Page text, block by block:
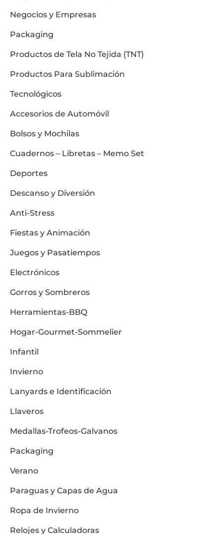
Negocios y Empresas
Packaging
Productos de Tela No Tejida (TNT)
Productos Para Sublimación
Tecnológicos
Accesorios de Automóvil
Bolsos y Mochilas
Cuadernos – Libretas – Memo Set
Deportes
Descanso y Diversión
Anti-Stress
Fiestas y Animación
Juegos y Pasatiempos
Electrónicos
Gorros y Sombreros
Herramientas-BBQ
Hogar-Gourmet-Sommelier
Infantil
Invierno
Lanyards e Identificación
Llaveros
Medallas-Trofeos-Galvanos
Packaging
Verano
Paraguas y Capas de Agua
Ropa de Invierno
Relojes y Calculadoras